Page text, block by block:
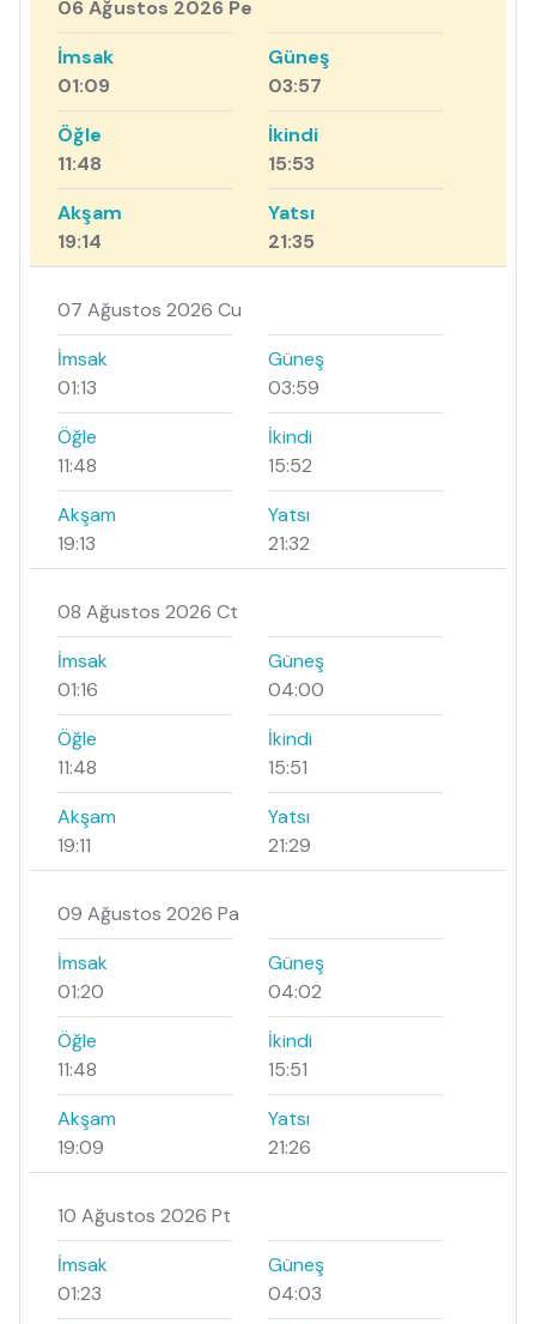
06 Ağustos 2026 Pe
İmsak
01:09
Güneş
03:57
Öğle
11:48
İkindi
15:53
Akşam
19:14
Yatsı
21:35
07 Ağustos 2026 Cu
İmsak
01:13
Güneş
03:59
Öğle
11:48
İkindi
15:52
Akşam
19:13
Yatsı
21:32
08 Ağustos 2026 Ct
İmsak
01:16
Güneş
04:00
Öğle
11:48
İkindi
15:51
Akşam
19:11
Yatsı
21:29
09 Ağustos 2026 Pa
İmsak
01:20
Güneş
04:02
Öğle
11:48
İkindi
15:51
Akşam
19:09
Yatsı
21:26
10 Ağustos 2026 Pt
İmsak
01:23
Güneş
04:03